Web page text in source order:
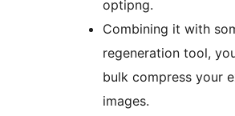
optipng.
Combining it with
regeneration tool,
bulk compress your
images.